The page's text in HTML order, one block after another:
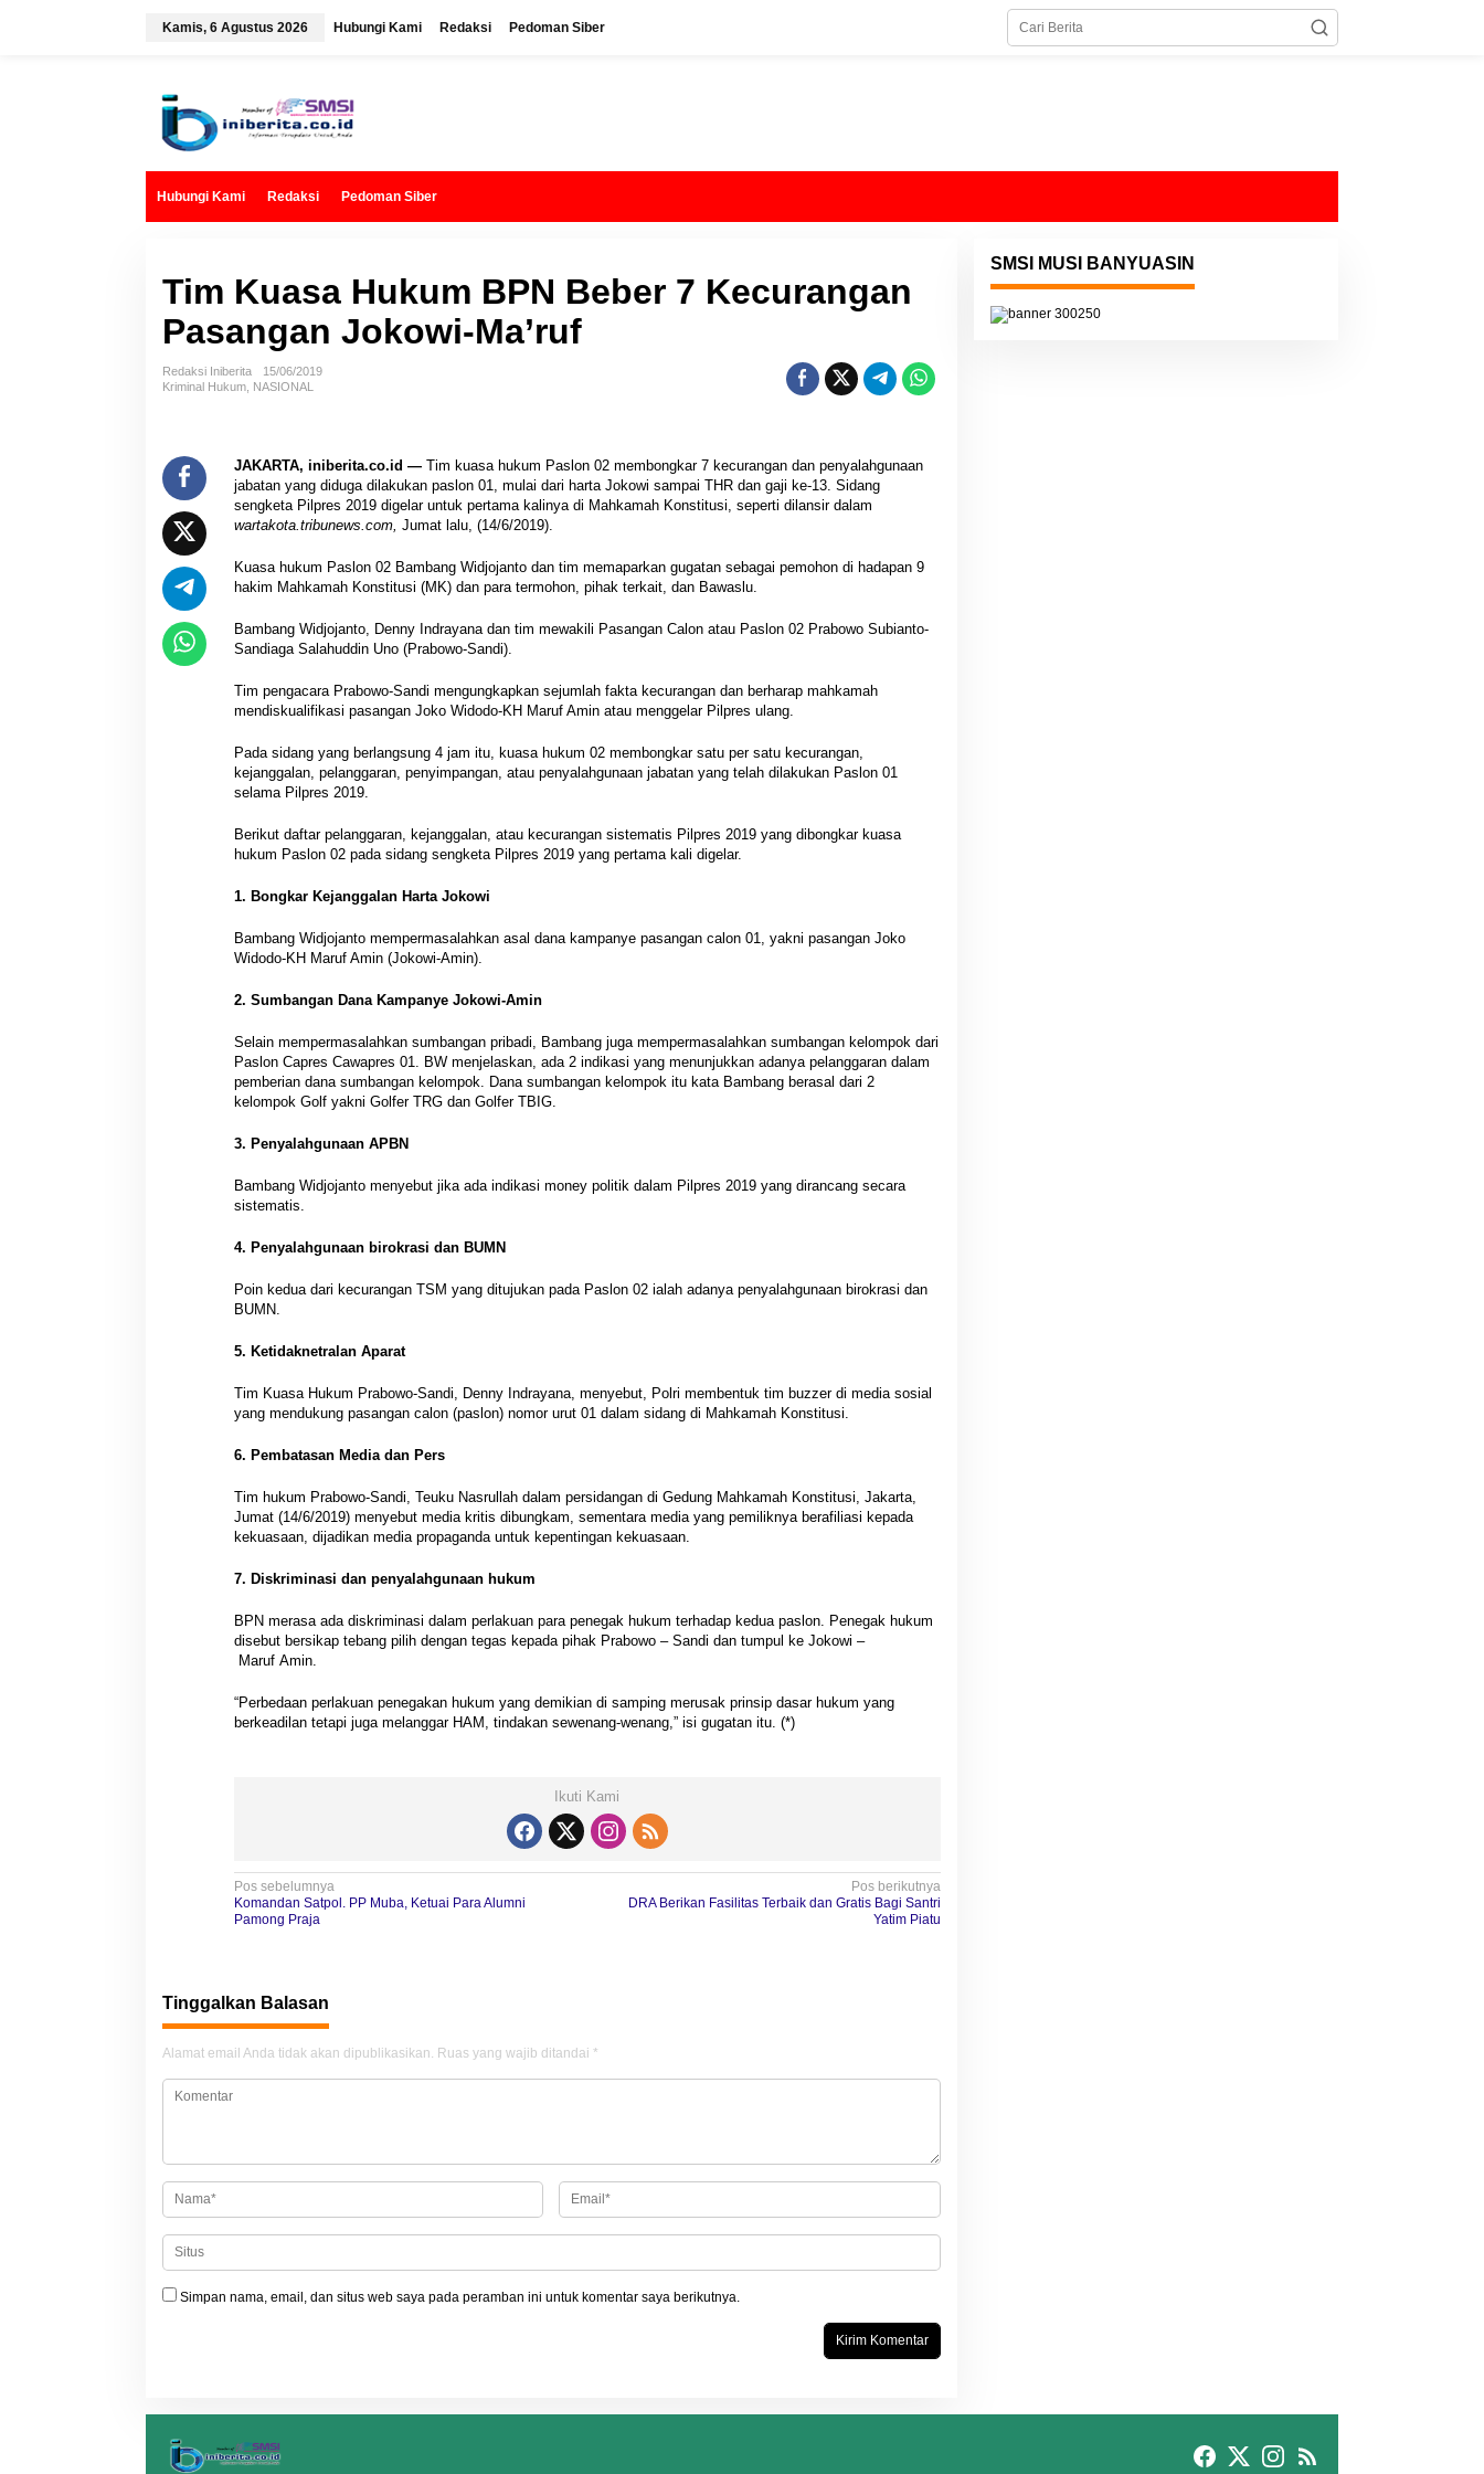
Kamis, 6 Agustus 2026 Hubungi Kami Redaksi Pedoman Siber
Hubungi Kami Redaksi Pedoman Siber
Tim Kuasa Hukum BPN Beber 7 Kecurangan
Pasangan Jokowi-Ma’ruf
Redaksi Iniberita
15/06/2019
Kriminal Hukum NASIONAL
JAKARTA, iniberita.co.id —Tim kuasa hukum Paslon 02 membongkar 7 kecurangan dan penyalahgunaan
jabatan yang diduga dilakukan paslon 01, mulai dari harta Jokowi sampai THR dan gaji ke-13. Sidang
sengketa Pilpres 2019 digelar untuk pertama kalinya di Mahkamah Konstitusi, seperti dilansir dalam
wartakota.tribunews.com, Jumat lalu, (14/6/2019).
Kuasa hukum Paslon 02 Bambang Widjojanto dan tim memaparkan gugatan sebagai pemohon di hadapan 9
hakim Mahkamah Konstitusi (MK) dan para termohon, pihak terkait, dan Bawaslu.
Bambang Widjojanto, Denny Indrayana dan tim mewakili Pasangan Calon atau Paslon 02 Prabowo Subianto-
Sandiaga Salahuddin Uno (Prabowo-Sandi).
Tim pengacara Prabowo-Sandi mengungkapkan sejumlah fakta kecurangan dan berharap mahkamah
mendiskualifikasi pasangan Joko Widodo-KH Maruf Amin atau menggelar Pilpres ulang.
Pada sidang yang berlangsung 4 jam itu, kuasa hukum 02 membongkar satu per satu kecurangan,
kejanggalan, pelanggaran, penyimpangan, atau penyalahgunaan jabatan yang telah dilakukan Paslon 01
selama Pilpres 2019.
Berikut daftar pelanggaran, kejanggalan, atau kecurangan sistematis Pilpres 2019 yang dibongkar kuasa
hukum Paslon 02 pada sidang sengketa Pilpres 2019 yang pertama kali digelar.
1. Bongkar Kejanggalan Harta Jokowi
Bambang Widjojanto mempermasalahkan asal dana kampanye pasangan calon 01, yakni pasangan Joko
Widodo-KH Maruf Amin (Jokowi-Amin).
2. Sumbangan Dana Kampanye Jokowi-Amin
Selain mempermasalahkan sumbangan pribadi, Bambang juga mempermasalahkan sumbangan kelompok dari
Paslon Capres Cawapres 01. BW menjelaskan, ada 2 indikasi yang menunjukkan adanya pelanggaran dalam
pemberian dana sumbangan kelompok. Dana sumbangan kelompok itu kata Bambang berasal dari 2
kelompok Golf yakni Golfer TRG dan Golfer TBIG.
3. Penyalahgunaan APBN
Bambang Widjojanto menyebut jika ada indikasi money politik dalam Pilpres 2019 yang dirancang secara
sistematis.
4. Penyalahgunaan birokrasi dan BUMN
Poin kedua dari kecurangan TSM yang ditujukan pada Paslon 02 ialah adanya penyalahgunaan birokrasi dan
BUMN.
5. Ketidaknetralan Aparat
Tim Kuasa Hukum Prabowo-Sandi, Denny Indrayana, menyebut, Polri membentuk tim buzzer di media sosial
yang mendukung pasangan calon (paslon) nomor urut 01 dalam sidang di Mahkamah Konstitusi.
6. Pembatasan Media dan Pers
Tim hukum Prabowo-Sandi, Teuku Nasrullah dalam persidangan di Gedung Mahkamah Konstitusi, Jakarta,
Jumat (14/6/2019) menyebut media kritis dibungkam, sementara media yang pemiliknya berafiliasi kepada
kekuasaan, dijadikan media propaganda untuk kepentingan kekuasaan.
7. Diskriminasi dan penyalahgunaan hukum
BPN merasa ada diskriminasi dalam perlakuan para penegak hukum terhadap kedua paslon. Penegak hukum
disebut bersikap tebang pilih dengan tegas kepada pihak Prabowo – Sandi dan tumpul ke Jokowi –
Maruf Amin.
“Perbedaan perlakuan penegakan hukum yang demikian di samping merusak prinsip dasar hukum yang
berkeadilan tetapi juga melanggar HAM, tindakan sewenang-wenang,” isi gugatan itu. (*)
Ikuti Kami
N
a
g
a
s
o
Pos sebelumnya
Komandan Satpol. PP Muba, Ketuai Para Alumni
Pamong Praja
Pos berikutnya
DRA Berikan Fasilitas Terbaik dan Gratis Bagi Santri
Yatim Piatu
Tinggalkan Balasan
Alamat email Anda tidak akan dipublikasikan. Ruas yang wajib ditandai *
Simpan nama, email, dan situs web saya pada peramban ini untuk komentar saya berikutnya.
SMSI MUSI BANYUASIN